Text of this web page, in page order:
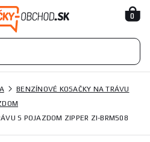
0
BENZÍNOVÉ KOSAČKY NA TRÁVU
S POJAZDOM ZIPPER ZI-BRM508